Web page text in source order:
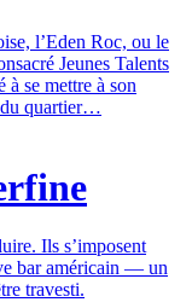
l’Eden Roc, ou le
Jeunes Talents
se mettre à son
du quartier…
Ils s’imposent
bar américain — un
travesti.